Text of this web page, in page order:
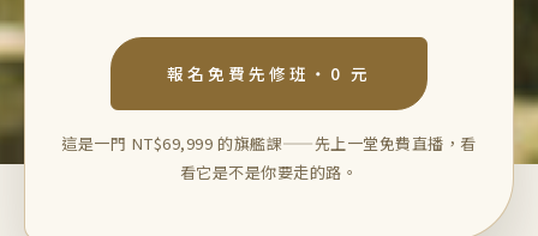
報名免費先修班・0 元
這是一門 NT$69,999 的旗艦課——先上一堂免費直播，看
看它是不是你要走的路。